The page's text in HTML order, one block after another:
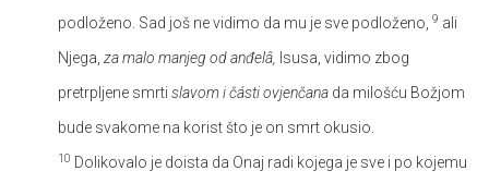
podloženo. Sad još ne vidimo da mu je sve podloženo, 9 ali
Njega, za malo manjeg od anđelâ,
Isusa, vidimo zbog
pretrpljene smrti slavom i části ovjenčana da milošću Božjom
bude svakome na korist što je on smrt okusio.
10 Dolikovalo je doista da Onaj radi kojega je sve i po kojemu